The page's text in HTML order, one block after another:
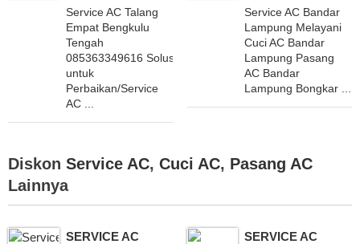
Service AC Talang
Empat Bengkulu
Tengah
085363349616 Solusi
untuk
Perbaikan/Service
AC ...
Service AC Bandar
Lampung Melayani
Cuci AC Bandar
Lampung Pasang
AC Bandar
Lampung Bongkar ...
Diskon Service AC, Cuci AC, Pasang AC
Lainnya
SERVICE AC
SERVICE AC